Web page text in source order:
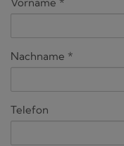
Vorname
Nachname
Telefon